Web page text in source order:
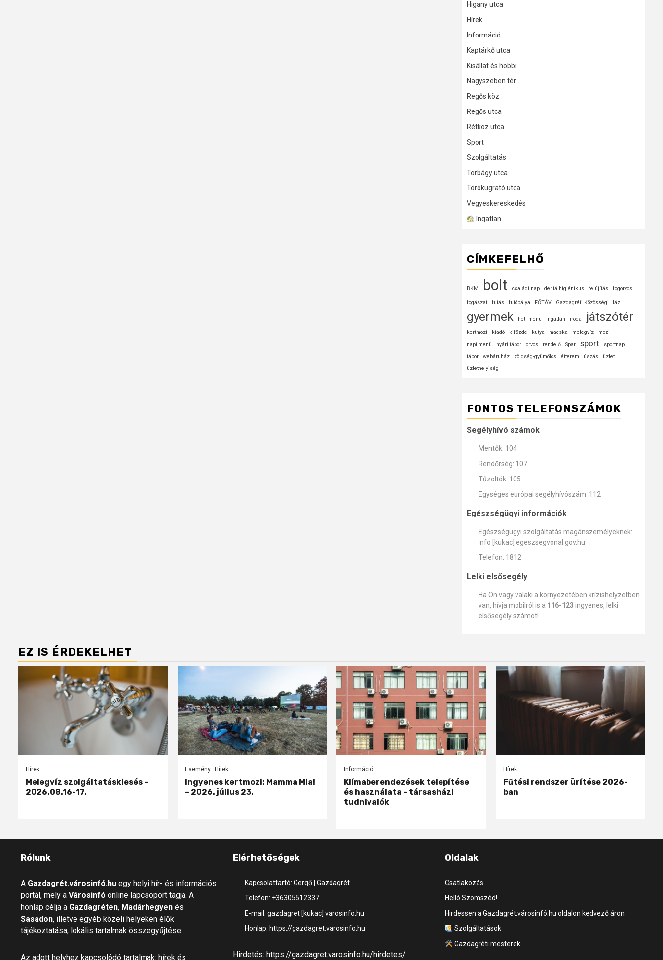
Higany utca
Hírek
Információ
Kaptárkő utca
Kisállat és hobbi
Nagyszeben tér
Regős köz
Regős utca
Rétköz utca
Sport
Szolgáltatás
Torbágy utca
Törökugrató utca
Vegyeskereskedés
Ingatlan
CÍMKEFELHŐ
BKM bolt családi nap dentálhigiénikus felújítás fogorvos
fogászat futás futópálya FŐTÁV Gazdagréti Közösségi Ház
gyermek heti menü ingatlan iroda játszótér
kertmozi kiadó kifőzde kutya macska melegvíz
mozi
napi menü
nyári tábor orvos rendelő Spar sport
sportnap
tábor
webáruház zöldség-gyümölcs étterem úszás
üzlet
üzlethelyiség
FONTOS TELEFONSZÁMOK
Segélyhívó számok
Mentők: 104
Rendőrség: 107
Tűzoltók: 105
Egységes európai segélyhívószám: 112
Egészségügyi információk
Egészségügyi szolgáltatás magánszemélyeknek:
info [kukac] egeszsegvonal.gov.hu
Telefon: 1812
Lelki elsősegély
Ha Ön vagy valaki a környezetében krízishelyzetben
van, hívja mobilról is a 116-123 ingyenes, lelki
elsősegély számot!
EZ IS ÉRDEKELHET
Hírek
Melegvíz szolgáltatáskiesés –
2026.08.16-17.
Esemény Hírek
Ingyenes kertmozi: Mamma Mia!
– 2026. július 23.
Információ
Klímaberendezések telepítése
és használata – társasházi
tudnivalók
Hírek
Fűtési rendszer ürítése 2026-
ban
Rólunk
A Gazdagrét.városinfó.hu egy helyi hír- és információs
portál, mely a Városinfó online lapcsoport tagja. A
honlap célja a Gazdagréten, Madárhegyen és
Sasadon, illetve egyéb közeli helyeken élők
tájékoztatása, lokális tartalmak összegyűjtése.
Az adott helyhez kapcsolódó tartalmak: hírek és
Elérhetőségek
Kapcsolattartó: Gergő | Gazdagrét
Telefon: +36305512337
E-mail: gazdagret [kukac] varosinfo.hu
Honlap: https://gazdagret.varosinfo.hu
Hirdetés: https://gazdagret.varosinfo.hu/hirdetes/
Oldalak
Csatlakozás
Helló Szomszéd!
Hirdessen a Gazdagrét.városinfó.hu oldalon kedvező áron
Szolgáltatások
Gazdagréti mesterek